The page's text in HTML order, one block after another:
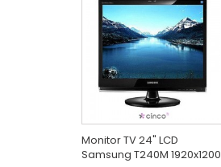
Monitor TV 24" LCD
Samsung T240M 1920x1200